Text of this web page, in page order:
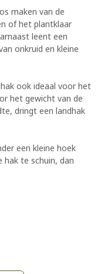
maken van de
of het plantklaar
leent een
onkruid en kleine
ook ideaal voor het
het gewicht van de
dringt een landhak
een kleine hoek
te schuin, dan